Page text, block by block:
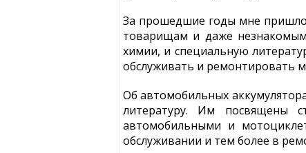
За прошедшие годы мне
товарищам и даже незнакомым
химии, и специальную
обслуживать и ремонтировать
Об автомобильных
литературу. Им посвящены
автомобильными и
обслуживании и тем более в